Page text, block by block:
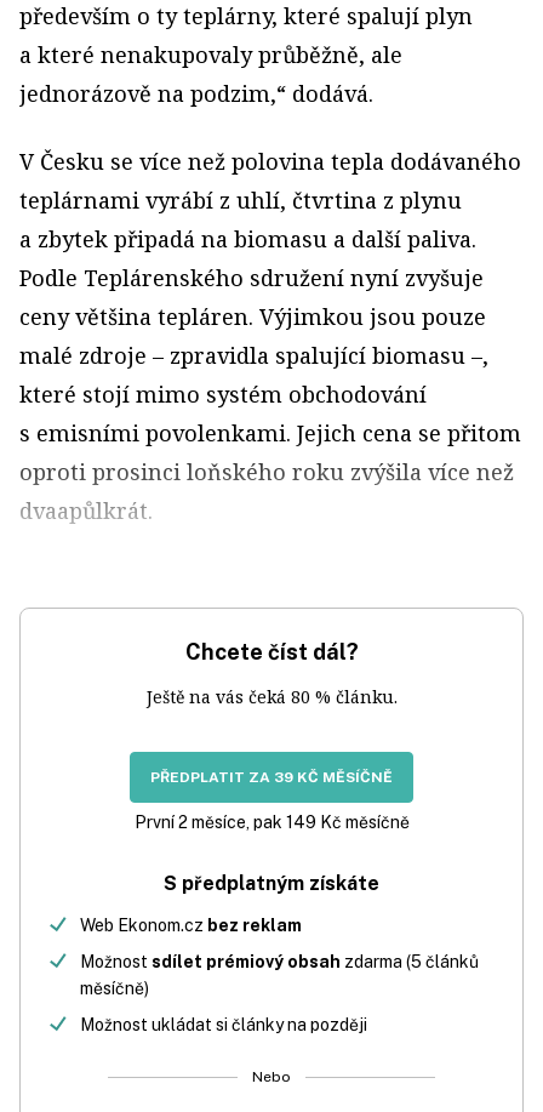
především o ty teplárny, které spalují plyn
a které nenakupovaly průběžně, ale
jednorázově na podzim,“ dodává.
V Česku se více než polovina tepla dodávaného
teplárnami vyrábí z uhlí, čtvrtina z plynu
a zbytek připadá na biomasu a další paliva.
Podle Teplárenského sdružení nyní zvyšuje
ceny většina tepláren. Výjimkou jsou pouze
malé zdroje – zpravidla spalující biomasu –,
které stojí mimo systém obchodování
s emisními povolenkami. Jejich cena se přitom
oproti prosinci loňského roku zvýšila více než
dvaapůlkrát.
Chcete číst dál?
Ještě na vás čeká 80 % článku.
PŘEDPLATIT ZA 39 KČ MĚSÍČNĚ
První 2 měsíce, pak 149 Kč měsíčně
S předplatným získáte
Web Ekonom.cz bez reklam
Možnost sdílet prémiový obsah zdarma (5 článků
měsíčně)
Možnost ukládat si články na později
Nebo